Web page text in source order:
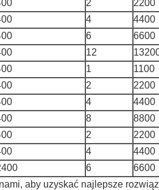
2
2200
4
4400
6
6600
12
1
1100
2
2200
4
4400
8
8800
2
2200
4
4400
6
6600
aby uzyskać najlepsze